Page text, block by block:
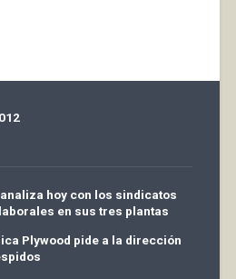
hoy con los sindicatos
en sus tres plantas
Plywood pide a la dirección